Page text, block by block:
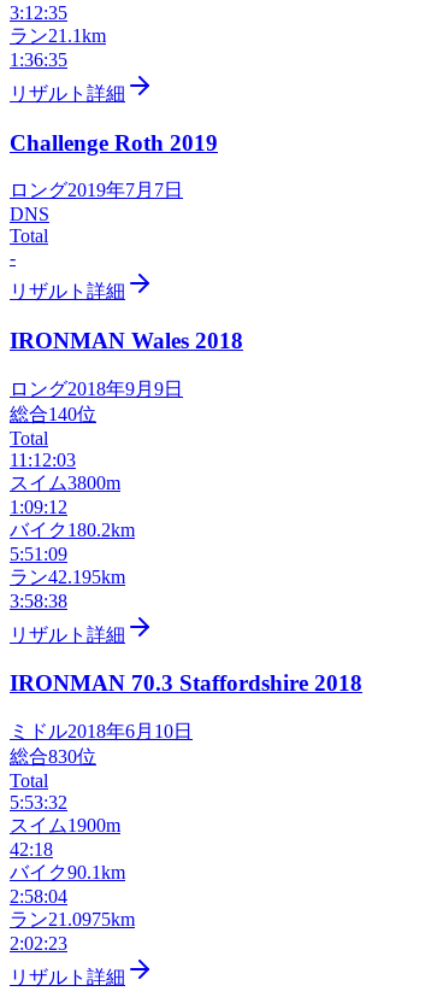
3:12:35
ラン21.1km
1:36:35
リザルト詳細
Challenge Roth 2019
ロング2019年7月7日
DNS
Total
-
リザルト詳細
IRONMAN Wales 2018
ロング2018年9月9日
総合140位
Total
11:12:03
スイム3800m
1:09:12
バイク180.2km
5:51:09
ラン42.195km
3:58:38
リザルト詳細
IRONMAN 70.3 Staffordshire 2018
ミドル2018年6月10日
総合830位
Total
5:53:32
スイム1900m
42:18
バイク90.1km
2:58:04
ラン21.0975km
2:02:23
リザルト詳細